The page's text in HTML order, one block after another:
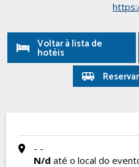
Voltar à lista de
hotéis
- -
N/d até o local do